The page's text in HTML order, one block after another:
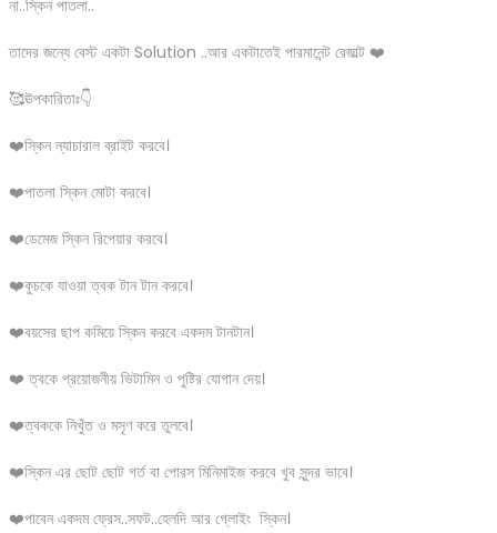
না..স্কিন পাতলা..
তাদের জন্যে বেস্ট একটা Solution ..আর একটাতেই পারমানেন্ট রেজাল্ট ❤️
🥰ঊপকারিতাঃ👇
❤️স্কিন ন্যাচারাল ব্রাইট করবে।
❤️পাতলা স্কিন মোটা করবে।
❤️ডেমেজ স্কিন রিপেয়ার করবে।
❤️কুচকে যাওয়া ত্বক টান টান করবে।
❤️বয়সের ছাপ কমিয়ে স্কিন করবে একদম টানটান।
❤️ ত্বকে প্রয়োজনীয় ভিটামিন ও পুষ্টির যোগান দেয়।
❤️ত্বককে নিখুঁত ও মসৃণ করে তুলবে।
❤️স্কিন এর ছোট ছোট গর্ত বা পোরস মিনিমাইজ করবে খুব সুন্দর ভাবে।
❤️পাবেন একদম ফ্রেস..সফট..হেলদি আর গ্লোইং স্কিন।